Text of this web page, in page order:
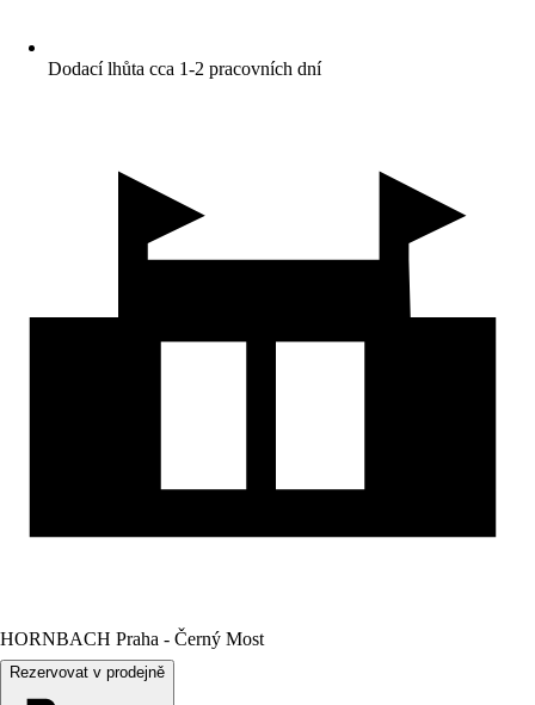
Dodací lhůta cca 1-2 pracovních dní
HORNBACH Praha - Černý Most
Rezervovat v prodejně